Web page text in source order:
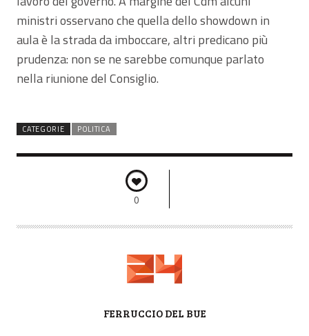
ministri osservano che quella dello showdown in
aula è la strada da imboccare, altri predicano più
prudenza: non se ne sarebbe comunque parlato
nella riunione del Consiglio.
CATEGORIE POLITICA
0
FERRUCCIO DEL BUE